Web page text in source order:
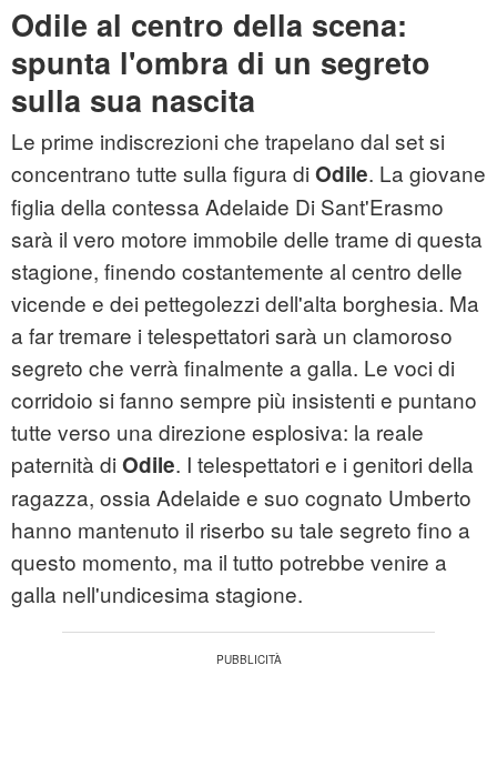
Odile al centro della scena:
spunta l'ombra di un segreto
sulla sua nascita
Le prime indiscrezioni che trapelano dal set si
concentrano tutte sulla figura di Odile. La giovane
figlia della contessa Adelaide Di Sant'Erasmo
sarà il vero motore immobile delle trame di questa
stagione, finendo costantemente al centro delle
vicende e dei pettegolezzi dell'alta borghesia. Ma
a far tremare i telespettatori sarà un clamoroso
segreto che verrà finalmente a galla. Le voci di
corridoio si fanno sempre più insistenti e puntano
tutte verso una direzione esplosiva: la reale
paternità di Odile. I telespettatori e i genitori della
ragazza, ossia Adelaide e suo cognato Umberto
hanno mantenuto il riserbo su tale segreto fino a
questo momento, ma il tutto potrebbe venire a
galla nell'undicesima stagione.